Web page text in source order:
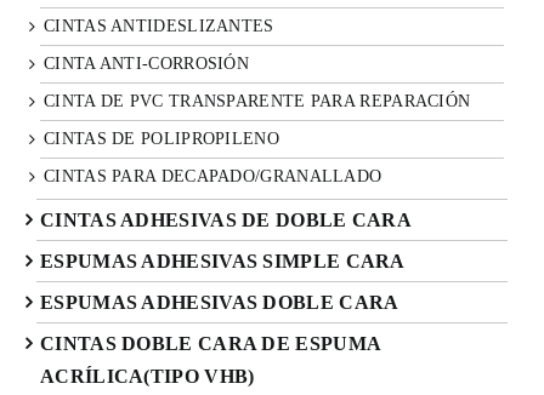
CINTAS ANTIDESLIZANTES
CINTA ANTI-CORROSIÓN
CINTA DE PVC TRANSPARENTE PARA REPARACIÓN
CINTAS DE POLIPROPILENO
CINTAS PARA DECAPADO/GRANALLADO
CINTAS ADHESIVAS DE DOBLE CARA
ESPUMAS ADHESIVAS SIMPLE CARA
ESPUMAS ADHESIVAS DOBLE CARA
CINTAS DOBLE CARA DE ESPUMA
ACRÍLICA(TIPO VHB)